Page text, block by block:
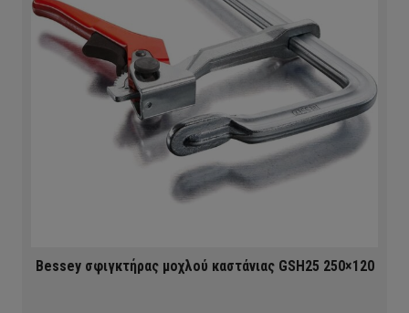
Bessey σφιγκτήρας μοχλού καστάνιας GSH25 250×120